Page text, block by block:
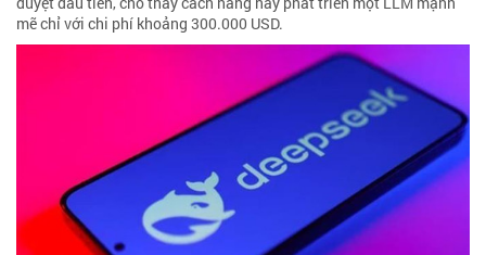
mẽ chỉ với chi phí khoảng 300.000 USD.